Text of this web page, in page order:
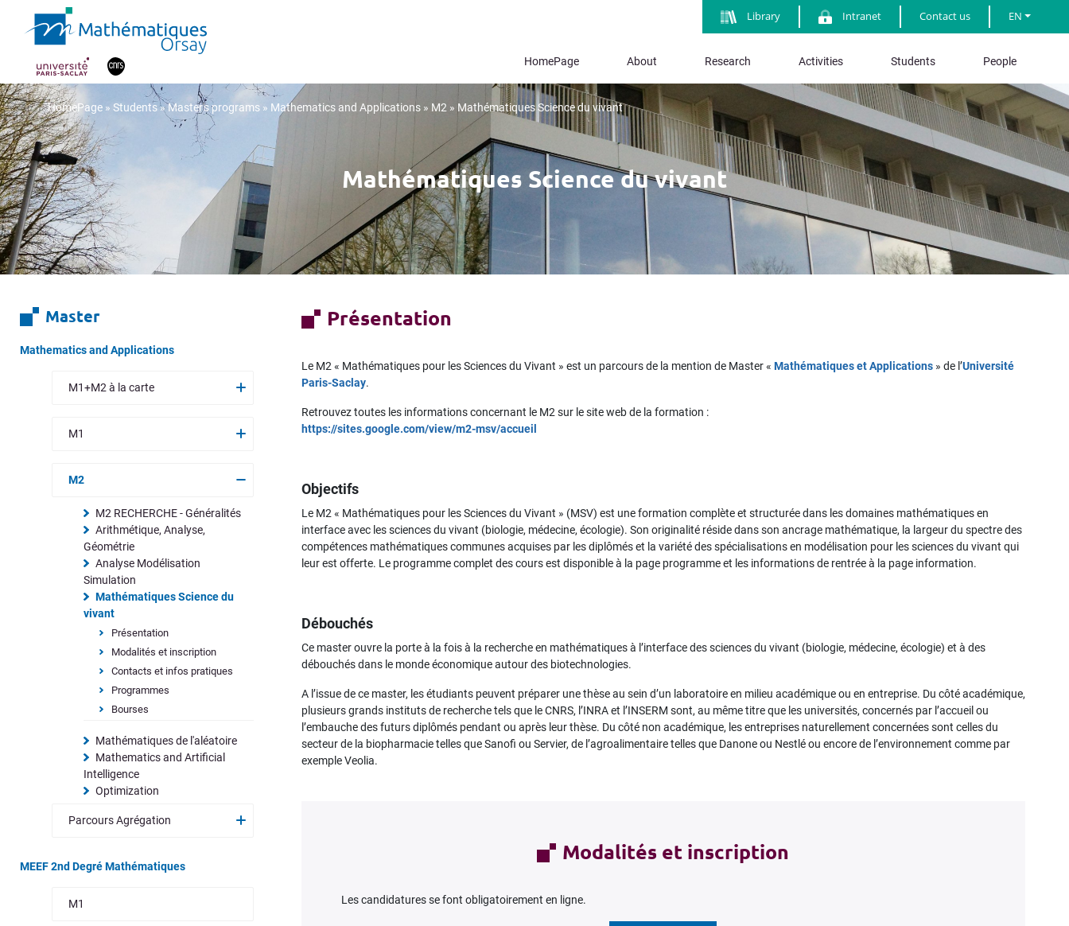
Library Intranet Contact us EN
HomePage About Research Activities Students People
HomePage » Students»Master's programs » Mathematics and Applications » M2 » Mathématiques Science du vivant
Mathématiques Science du vivant
Master
Mathematics and Applications
M1+M2 à la carte
M1
M2
M2 RECHERCHE - Généralités
Arithmétique, Analyse,
Géométrie
Analyse Modélisation
Simulation
Mathématiques Science du
vivant
Présentation
Modalités et inscription
Contacts et infos pratiques
Programmes
Bourses
Mathématiques de l'aléatoire
Mathematics and Artificial
Intelligence
Optimization
Parcours Agrégation
MEEF 2nd Degré Mathématiques
M1
Présentation
Le M2 « Mathématiques pour les Sciences du Vivant » est un parcours de la mention de Master « Mathématiques et Applications » de l’Université
Paris-Saclay.
Retrouvez toutes les informations concernant le M2 sur le site web de la formation :
https://sites.google.com/view/m2-msv/accueil
Objectifs
Le M2 « Mathématiques pour les Sciences du Vivant » (MSV) est une formation complète et structurée dans les domaines mathématiques en
interface avec les sciences du vivant (biologie, médecine, écologie). Son originalité réside dans son ancrage mathématique, la largeur du spectre des
compétences mathématiques communes acquises par les diplômés et la variété des spécialisations en modélisation pour les sciences du vivant qui
leur est offerte. Le programme complet des cours est disponible à la page programme et les informations de rentrée à la page information.
Débouchés
Ce master ouvre la porte à la fois à la recherche en mathématiques à l’interface des sciences du vivant (biologie, médecine, écologie) et à des
débouchés dans le monde économique autour des biotechnologies.
A l’issue de ce master, les étudiants peuvent préparer une thèse au sein d’un laboratoire en milieu académique ou en entreprise. Du côté académique,
plusieurs grands instituts de recherche tels que le CNRS, l’INRA et l’INSERM sont, au même titre que les universités, concernés par l’accueil ou
l’embauche des futurs diplômés pendant ou après leur thèse. Du côté non académique, les entreprises naturellement concernées sont celles du
secteur de la biopharmacie telles que Sanofi ou Servier, de l’agroalimentaire telles que Danone ou Nestlé ou encore de l’environnement comme par
exemple Veolia.
Modalités et inscription
Les candidatures se font obligatoirement en ligne.